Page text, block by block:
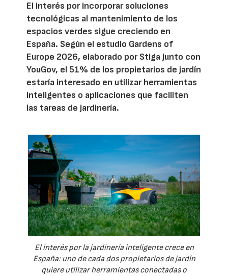
El interés por incorporar soluciones
tecnológicas al mantenimiento de los
espacios verdes sigue creciendo en
España. Según el estudio Gardens of
Europe 2026, elaborado por Stiga junto con
YouGov, el 51% de los propietarios de jardín
estaría interesado en utilizar herramientas
inteligentes o aplicaciones que faciliten
las tareas de jardinería.
El interés por la jardinería inteligente crece en
España: uno de cada dos propietarios de jardín
quiere utilizar herramientas conectadas o